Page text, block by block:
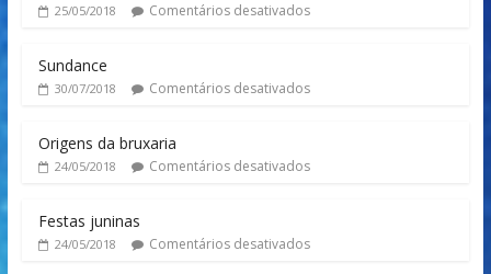
25/05/2018 Comentários desativados
Sundance
30/07/2018 Comentários desativados
Origens da bruxaria
24/05/2018 Comentários desativados
Festas juninas
24/05/2018 Comentários desativados